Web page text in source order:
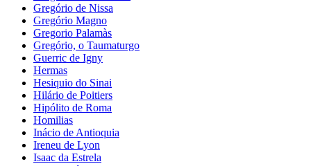
Gregório de Nissa
Gregório Magno
Gregorio Palamàs
Gregório, o Taumaturgo
Guerric de Igny
Hermas
Hesiquio do Sinai
Hilário de Poitiers
Hipólito de Roma
Homilias
Inácio de Antioquia
Ireneu de Lyon
Isaac da Estrela